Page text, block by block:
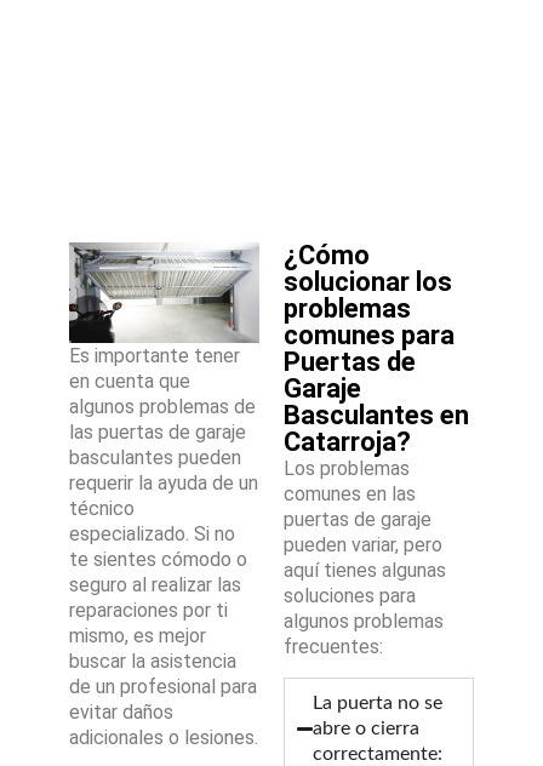
Es importante tener
en cuenta que
algunos problemas de
las puertas de garaje
basculantes pueden
requerir la ayuda de un
técnico
especializado. Si no
te sientes cómodo o
seguro al realizar las
reparaciones por ti
mismo, es mejor
buscar la asistencia
de un profesional para
evitar daños
adicionales o lesiones.
¿Cómo
solucionar los
problemas
comunes para
Puertas de
Garaje
Basculantes en
Catarroja?
Los problemas
comunes en las
puertas de garaje
pueden variar, pero
aquí tienes algunas
soluciones para
algunos problemas
frecuentes:
La puerta no se
abre o cierra
correctamente: